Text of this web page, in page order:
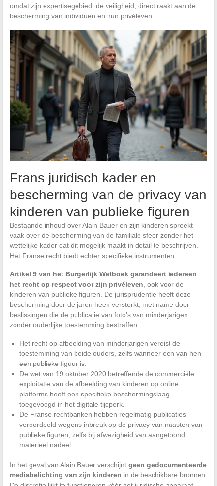
omdat zijn expertisegebied, de veiligheid, direct raakt aan de
bescherming van individuen en hun privéleven.
Frans juridisch kader en
bescherming van de privacy van
kinderen van publieke figuren
Bestaande inhoud over Alain Bauer en zijn kinderen spreekt
vaak over de bescherming van de familiale sfeer zonder het
wettelijke kader dat dit mogelijk maakt in detail te beschrijven.
Het Franse recht biedt echter specifieke instrumenten.
Artikel 9 van het Burgerlijk Wetboek garandeert iedereen
het recht op respect voor zijn privéleven , ook voor de
kinderen van publieke figuren. De jurisprudentie heeft deze
bescherming door de jaren heen versterkt, met name door
beslissingen die de publicatie van foto’s van minderjarigen
zonder ouderlijke toestemming bestraffen.
Het recht op afbeelding van minderjarigen vereist de
toestemming van beide ouders, zelfs wanneer een van hen
een publieke figuur is.
De wet van 19 oktober 2020 betreffende de commerciële
exploitatie van de afbeelding van kinderen op online
platforms heeft een specifieke beschermingslaag
toegevoegd in het digitale tijdperk.
De Franse rechtbanken hebben regelmatig publicaties
veroordeeld wegens inbreuk op de privacy van naasten van
publieke figuren, zelfs bij afwezigheid van aangetoond
materieel nadeel.
In het geval van Alain Bauer verschijnt geen gedocumenteerde
mediabelichting van zijn kinderen in de beschikbare bronnen.